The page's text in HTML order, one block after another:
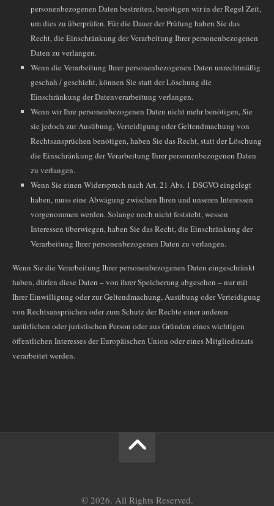
personenbezogenen Daten bestreiten, benötigen wir in der Regel Zeit,
um dies zu überprüfen. Für die Dauer der Prüfung haben Sie das
Recht, die Einschränkung der Verarbeitung Ihrer personenbezogenen
Daten zu verlangen.
Wenn die Verarbeitung Ihrer personenbezogenen Daten unrechtmäßig
geschah / geschieht, können Sie statt der Löschung die
Einschränkung der Datenverarbeitung verlangen.
Wenn wir Ihre personenbezogenen Daten nicht mehr benötigen, Sie
sie jedoch zur Ausübung, Verteidigung oder Geltendmachung von
Rechtsansprüchen benötigen, haben Sie das Recht, statt der Löschung
die Einschränkung der Verarbeitung Ihrer personenbezogenen Daten
zu verlangen.
Wenn Sie einen Widerspruch nach Art. 21 Abs. 1 DSGVO eingelegt
haben, muss eine Abwägung zwischen Ihren und unseren Interessen
vorgenommen werden. Solange noch nicht feststeht, wessen
Interessen überwiegen, haben Sie das Recht, die Einschränkung der
Verarbeitung Ihrer personenbezogenen Daten zu verlangen.
Wenn Sie die Verarbeitung Ihrer personenbezogenen Daten eingeschränkt
haben, dürfen diese Daten – von ihrer Speicherung abgesehen – nur mit
Ihrer Einwilligung oder zur Geltendmachung, Ausübung oder Verteidigung
von Rechtsansprüchen oder zum Schutz der Rechte einer anderen
natürlichen oder juristischen Person oder aus Gründen eines wichtigen
öffentlichen Interesses der Europäischen Union oder eines Mitgliedstaats
verarbeitet werden.
© 2026. All Rights Reserved.